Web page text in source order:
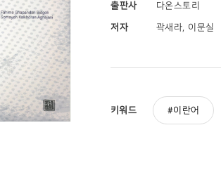
출판사 다온스토리
저자 곽새라, 이문실
키워드 이란어